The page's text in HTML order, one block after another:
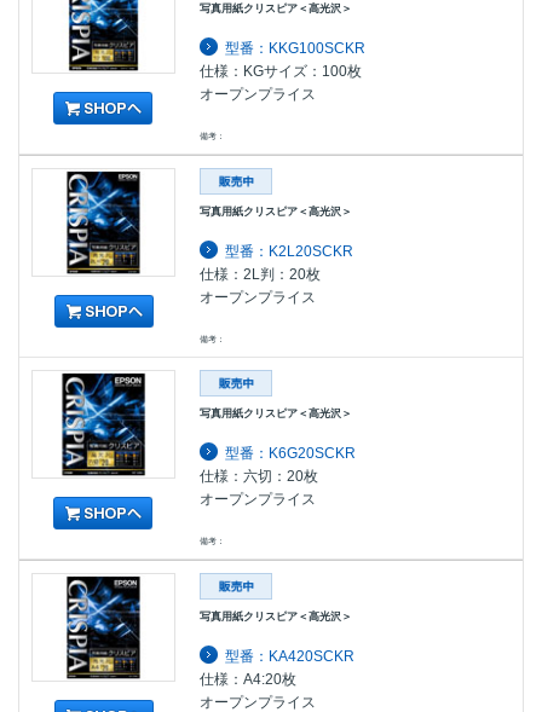
写真用紙クリスピア＜高光沢＞
型番：KKG100SCKR
仕様：KGサイズ：100枚
オープンプライス
備考：
写真用紙クリスピア＜高光沢＞
型番：K2L20SCKR
仕様：2L判：20枚
オープンプライス
備考：
写真用紙クリスピア＜高光沢＞
型番：K6G20SCKR
仕様：六切：20枚
オープンプライス
備考：
写真用紙クリスピア＜高光沢＞
型番：KA420SCKR
仕様：A4:20枚
オープンプライス